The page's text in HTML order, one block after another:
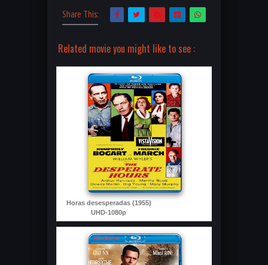
Share This:
Related movie you might like to see :
Horas desesperadas (1955)
UHD-1080p